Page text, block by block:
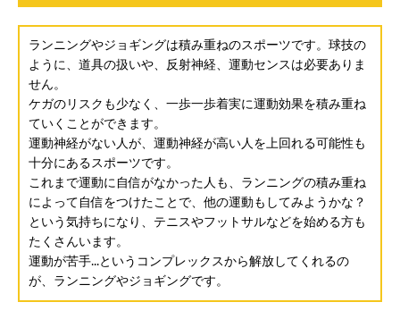
ランニングやジョギングは積み重ねのスポーツです。球技の
ように、道具の扱いや、反射神経、運動センスは必要ありま
せん。
ケガのリスクも少なく、一歩一歩着実に運動効果を積み重ね
ていくことができます。
運動神経がない人が、運動神経が高い人を上回れる可能性も
十分にあるスポーツです。
これまで運動に自信がなかった人も、ランニングの積み重ね
によって自信をつけたことで、他の運動もしてみようかな？
という気持ちになり、テニスやフットサルなどを始める方も
たくさんいます。
運動が苦手...というコンプレックスから解放してくれるの
が、ランニングやジョギングです。